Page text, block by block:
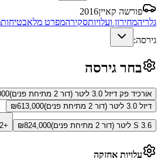
פורשה קאיין2016
גלריהמחירון ועלויותסקירהמפרט מלאבטיחות
גירסה:
בחר גירסה
אורכיד פק דיזל 3.0 ליטר (דור 2 מתיחת פנים)
דיזל 3.0 ליטר (דור 2 מתיחת פנים)
₪613,000
S 3.6 ליטר (דור 2 מתיחת פנים) ₪824,000 +2 גירסאות
עלויות אחזקה